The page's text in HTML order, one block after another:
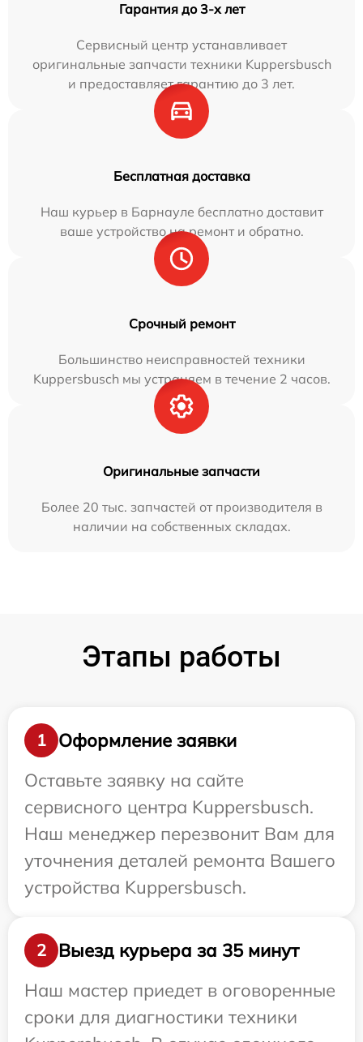
Гарантия до 3-х лет
Сервисный центр устанавливает
оригинальные запчасти техники Kuppersbusch
и предоставляет гарантию до 3 лет.
Бесплатная доставка
Наш курьер в Барнауле бесплатно доставит
ваше устройство на ремонт и обратно.
Срочный ремонт
Большинство неисправностей техники
Kuppersbusch мы устраняем в течение 2 часов.
Оригинальные запчасти
Более 20 тыс. запчастей от производителя в
наличии на собственных складах.
Этапы работы
1
Оформление заявки
Оставьте заявку на сайте
сервисного центра Kuppersbusch.
Наш менеджер перезвонит Вам для
уточнения деталей ремонта Вашего
устройства Kuppersbusch.
2
Выезд курьера за 35 минут
Наш мастер приедет в оговоренные
сроки для диагностики техники